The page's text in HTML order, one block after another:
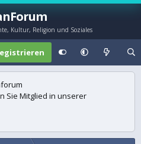
Kultur, Religion und Soziales
Sie Mitglied in unserer